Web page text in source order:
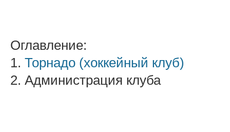
Оглавление:
1. Торнадо (хоккейный клуб)
2. Администрация клуба